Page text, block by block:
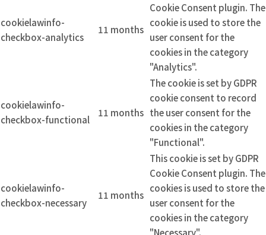
cookielawinfo-
checkbox-analytics
11 months
Cookie Consent plugin. The
cookie is used to store the
user consent for the
cookies in the category
"Analytics".
cookielawinfo-
checkbox-functional
11 months
The cookie is set by GDPR
cookie consent to record
the user consent for the
cookies in the category
"Functional".
cookielawinfo-
checkbox-necessary
11 months
This cookie is set by GDPR
Cookie Consent plugin. The
cookies is used to store the
user consent for the
cookies in the category
"Necessary".